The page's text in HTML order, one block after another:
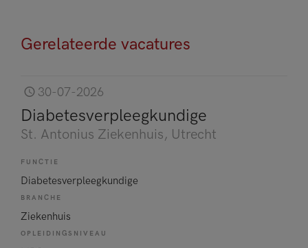
Gerelateerde vacatures
30-07-2026
Diabetesverpleegkundige
St. Antonius Ziekenhuis, Utrecht
FUNCTIE
Diabetesverpleegkundige
BRANCHE
Ziekenhuis
OPLEIDINGSNIVEAU